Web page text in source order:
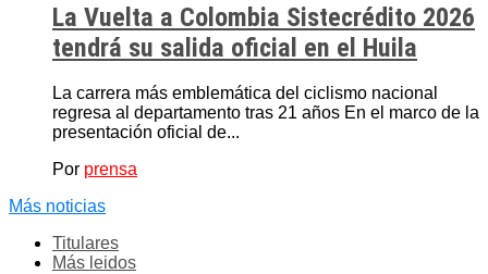
La Vuelta a Colombia Sistecrédito 2026
tendrá su salida oficial en el Huila
La carrera más emblemática del ciclismo nacional
regresa al departamento tras 21 años En el marco de la
presentación oficial de...
Por prensa
Más noticias
Titulares
Más leidos